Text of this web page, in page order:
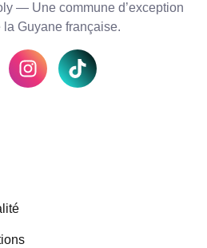
— Une commune d’exception
Guyane française.